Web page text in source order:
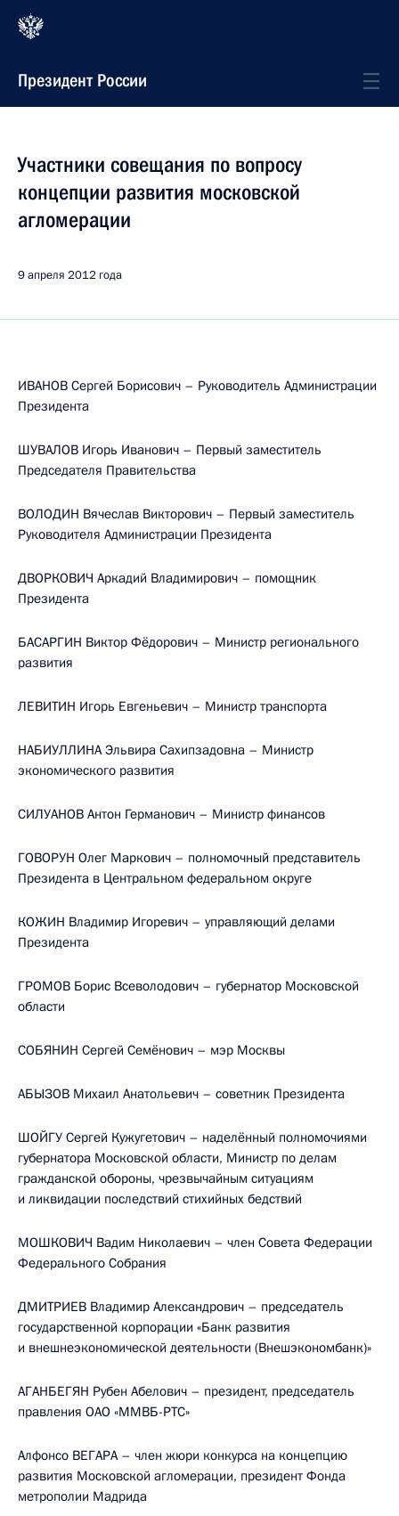
Президент России
Участники совещания по вопросу
концепции развития московской
агломерации
9 апреля 2012 года
ИВАНОВ Сергей Борисович – Руководитель Администрации
Президента
ШУВАЛОВ Игорь Иванович – Первый заместитель
Председателя Правительства
ВОЛОДИН Вячеслав Викторович – Первый заместитель
Руководителя Администрации Президента
ДВОРКОВИЧ Аркадий Владимирович – помощник
Президента
БАСАРГИН Виктор Фёдорович – Министр регионального
развития
ЛЕВИТИН Игорь Евгеньевич – Министр транспорта
НАБИУЛЛИНА Эльвира Сахипзадовна – Министр
экономического развития
СИЛУАНОВ Антон Германович – Министр финансов
ГОВОРУН Олег Маркович – полномочный представитель
Президента в Центральном федеральном округе
КОЖИН Владимир Игоревич – управляющий делами
Президента
ГРОМОВ Борис Всеволодович – губернатор Московской
области
СОБЯНИН Сергей Семёнович – мэр Москвы
АБЫЗОВ Михаил Анатольевич – советник Президента
ШОЙГУ Сергей Кужугетович – наделённый полномочиями
губернатора Московской области, Министр по делам
гражданской обороны, чрезвычайным ситуациям
и ликвидации последствий стихийных бедствий
МОШКОВИЧ Вадим Николаевич – член Совета Федерации
Федерального Собрания
ДМИТРИЕВ Владимир Александрович – председатель
государственной корпорации «Банк развития
и внешнеэкономической деятельности (Внешэкономбанк)»
АГАНБЕГЯН Рубен Абелович – президент, председатель
правления ОАО «ММВБ-РТС»
Алфонсо ВЕГАРА – член жюри конкурса на концепцию
развития Московской агломерации, президент Фонда
метрополии Мадрида